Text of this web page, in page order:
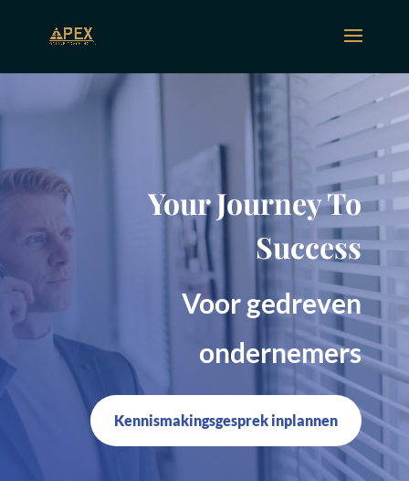
Your Journey To
Success
Voor gedreven
ondernemers
Kennismakingsgesprek inplannen